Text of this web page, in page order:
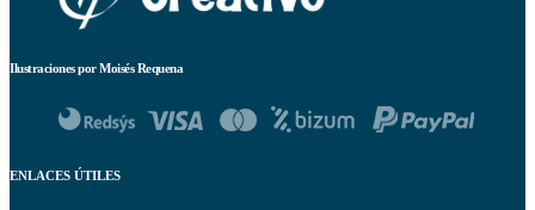
Ilustraciones por Moisés Requena
ENLACES ÚTILES